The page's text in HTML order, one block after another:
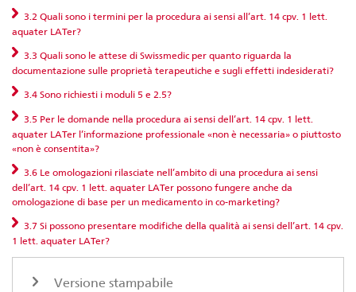
3.2 Quali sono i termini per la procedura ai sensi all’art. 14 cpv. 1 lett.
aquater LATer?
3.3 Quali sono le attese di Swissmedic per quanto riguarda la
documentazione sulle proprietà terapeutiche e sugli effetti indesiderati?
3.4 Sono richiesti i moduli 5 e 2.5?
3.5 Per le domande nella procedura ai sensi dell’art. 14 cpv. 1 lett.
aquater LATer l’informazione professionale «non è necessaria» o piuttosto
«non è consentita»?
3.6 Le omologazioni rilasciate nell’ambito di una procedura ai sensi
dell’art. 14 cpv. 1 lett. aquater LATer possono fungere anche da
omologazione di base per un medicamento in co-marketing?
3.7 Si possono presentare modifiche della qualità ai sensi dell’art. 14 cpv.
1 lett. aquater LATer?
Versione stampabile